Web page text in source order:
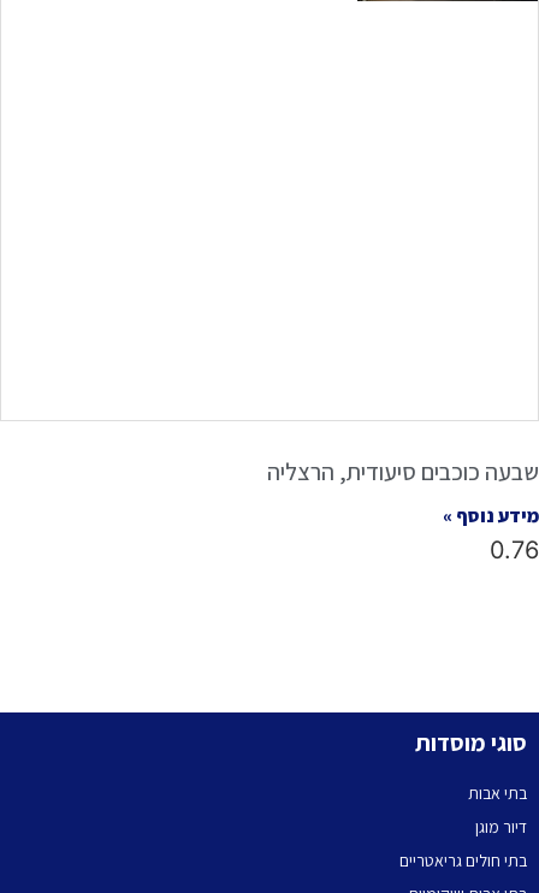
שבעה כוכבים סיעודית, הרצליה
מידע נוסף »
סוגי מוסדות
בתי אבות
דיור מוגן
בתי חולים גריאטריים